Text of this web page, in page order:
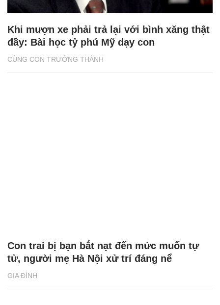
CÙNG CON TRƯỞNG THÀNH
Khi mượn xe phải trả lại với bình xăng thật
đầy: Bài học tỷ phú Mỹ dạy con
GIA ĐÌNH
Con trai bị bạn bắt nạt đến mức muốn tự
tử, người mẹ Hà Nội xử trí đáng nể